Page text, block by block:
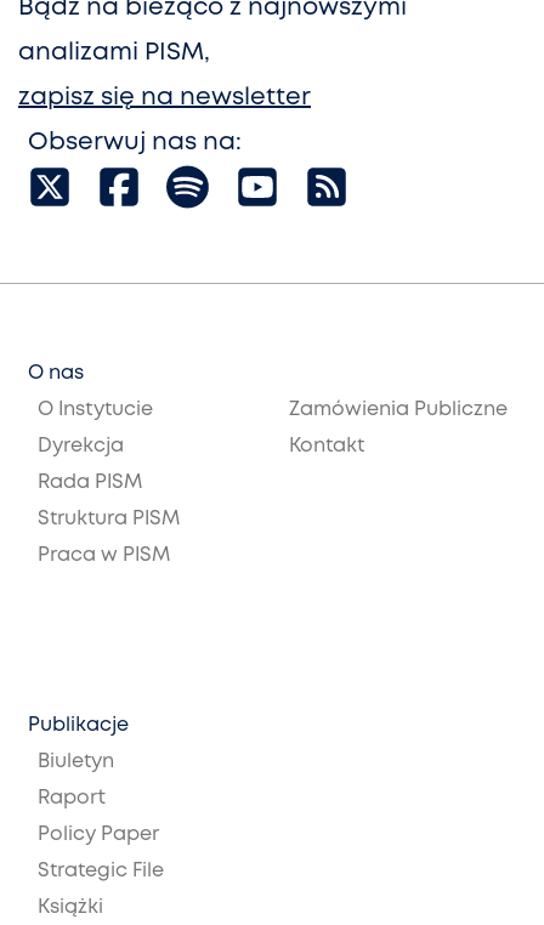
Bądź na bieżąco z najnowszymi
analizami PISM,
zapisz się na newsletter
Obserwuj nas na:
O nas
O Instytucie
Dyrekcja
Rada PISM
Struktura PISM
Praca w PISM
Zamówienia Publiczne
Kontakt
Publikacje
Biuletyn
Raport
Policy Paper
Strategic File
Książki